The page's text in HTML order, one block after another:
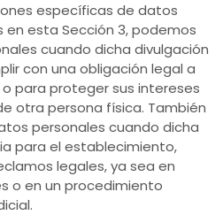
específicas de datos
esta Sección 3, podemos
cuando dicha divulgación
con una obligación legal a
para proteger sus intereses
otra persona física. También
personales cuando dicha
para el establecimiento,
legales, ya sea en
o en un procedimiento